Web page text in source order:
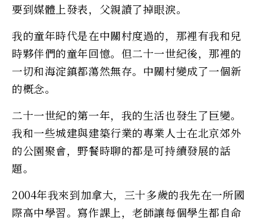
要到媒體上發表，父親讀了掉眼淚。
我的童年時代是在中關村度過的，那裡有我和兒
時夥伴們的童年回憶。但二十一世紀後，那裡的
一切和海淀鎮都蕩然無存。中關村變成了一個新
的概念。
二十一世紀的第一年，我的生活也發生了巨變。
我和一些城建與建築行業的專業人士在北京郊外
的公園聚會，野餐時聊的都是可持續發展的話
題。
2004年我來到加拿大，三十多歲的我先在一所國
際高中學習。寫作課上，老師讓每個學生都自命